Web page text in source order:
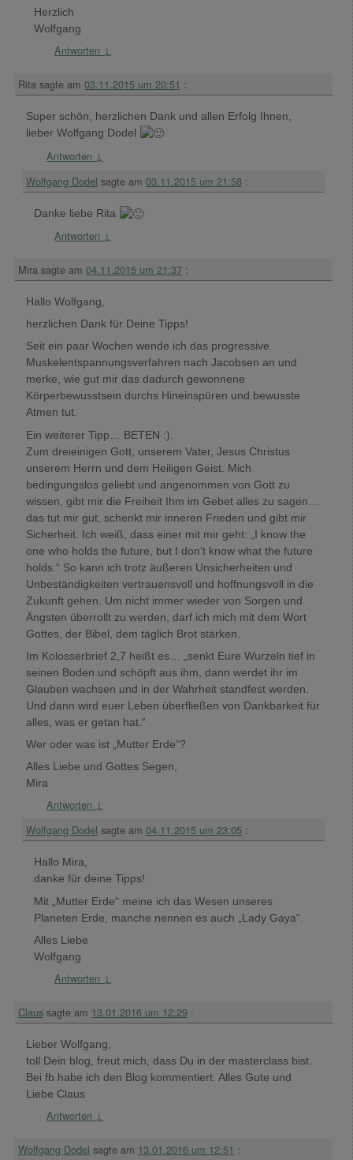
Herzlich
Wolfgang
Antworten ↓
Rita sagte am 03.11.2015 um 20:51 :
Super schön, herzlichen Dank und allen Erfolg Ihnen,
lieber Wolfgang Dodel
Antworten ↓
Wolfgang Dodel sagte am 03.11.2015 um 21:58 :
Danke liebe Rita
Antworten ↓
Mira sagte am 04.11.2015 um 21:37 :
Hallo Wolfgang,
herzlichen Dank für Deine Tipps!
Seit ein paar Wochen wende ich das progressive
Muskelentspannungsverfahren nach Jacobsen an und
merke, wie gut mir das dadurch gewonnene
Körperbewusstsein durchs Hineinspüren und bewusste
Atmen tut.
Ein weiterer Tipp… BETEN :).
Zum dreieinigen Gott, unserem Vater, Jesus Christus
unserem Herrn und dem Heiligen Geist. Mich
bedingungslos geliebt und angenommen von Gott zu
wissen, gibt mir die Freiheit Ihm im Gebet alles zu sagen…
das tut mir gut, schenkt mir inneren Frieden und gibt mir
Sicherheit. Ich weiß, dass einer mit mir geht: „I know the
one who holds the future, but I don’t know what the future
holds.“ So kann ich trotz äußeren Unsicherheiten und
Unbeständigkeiten vertrauensvoll und hoffnungsvoll in die
Zukunft gehen. Um nicht immer wieder von Sorgen und
Ängsten überrollt zu werden, darf ich mich mit dem Wort
Gottes, der Bibel, dem täglich Brot stärken.
Im Kolosserbrief 2,7 heißt es… „senkt Eure Wurzeln tief in
seinen Boden und schöpft aus ihm, dann werdet ihr im
Glauben wachsen und in der Wahrheit standfest werden.
Und dann wird euer Leben überfließen von Dankbarkeit für
alles, was er getan hat.“
Wer oder was ist „Mutter Erde“?
Alles Liebe und Gottes Segen,
Mira
Antworten ↓
Wolfgang Dodel sagte am 04.11.2015 um 23:05 :
Hallo Mira,
danke für deine Tipps!
Mit „Mutter Erde“ meine ich das Wesen unseres
Planeten Erde, manche nennen es auch „Lady Gaya“.
Alles Liebe
Wolfgang
Antworten ↓
Claus sagte am 13.01.2016 um 12:29 :
Lieber Wolfgang,
toll Dein blog, freut mich, dass Du in der masterclass bist.
Bei fb habe ich den Blog kommentiert. Alles Gute und
Liebe Claus
Antworten ↓
Wolfgang Dodel sagte am 13.01.2016 um 12:51 :